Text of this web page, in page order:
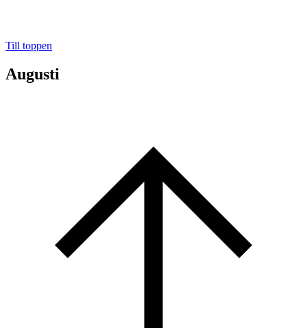
Till toppen
Augusti